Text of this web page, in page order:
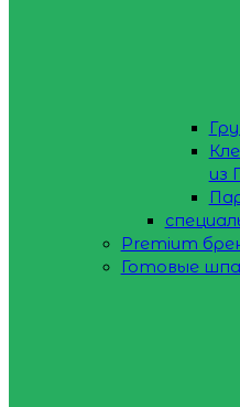
из
Premium
Готовые